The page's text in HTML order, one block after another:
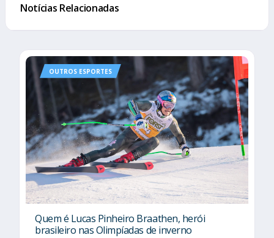
Notícias Relacionadas
OUTROS ESPORTES
Quem é Lucas Pinheiro Braathen, herói
brasileiro nas Olimpíadas de inverno